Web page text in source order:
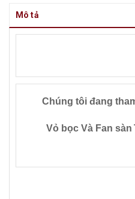
Mô tả
Chúng tôi đang
Vỏ bọc Và Fan sàn